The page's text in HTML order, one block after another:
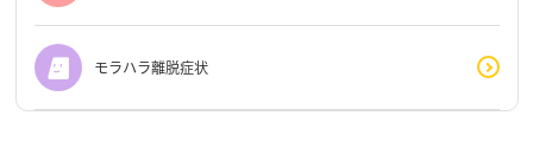
モラハラ離脱症状